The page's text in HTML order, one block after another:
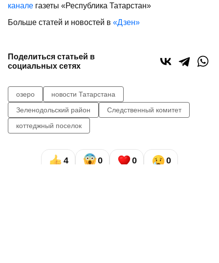
канале газеты «Республика Татарстан»
Больше статей и новостей в «Дзен»
Поделиться статьей в
социальных сетях
озеро
новости Татарстана
Зеленодольский район
Следственный комитет
коттеджный поселок
4 0 0 0